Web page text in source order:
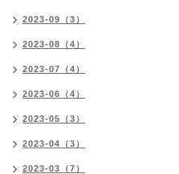
2023-09（3）
2023-08（4）
2023-07（4）
2023-06（4）
2023-05（3）
2023-04（3）
2023-03（7）